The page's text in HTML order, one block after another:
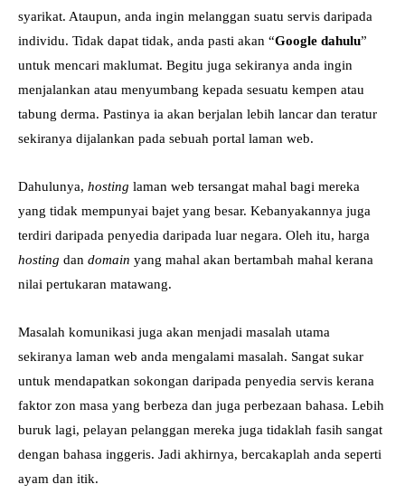
syarikat. Ataupun, anda ingin melanggan suatu servis daripada
individu. Tidak dapat tidak, anda pasti akan “Google dahulu”
untuk mencari maklumat. Begitu juga sekiranya anda ingin
menjalankan atau menyumbang kepada sesuatu kempen atau
tabung derma. Pastinya ia akan berjalan lebih lancar dan teratur
sekiranya dijalankan pada sebuah portal laman web.
Dahulunya, hosting laman web tersangat mahal bagi mereka
yang tidak mempunyai bajet yang besar. Kebanyakannya juga
terdiri daripada penyedia daripada luar negara. Oleh itu, harga
hosting dan domain yang mahal akan bertambah mahal kerana
nilai pertukaran matawang.
Masalah komunikasi juga akan menjadi masalah utama
sekiranya laman web anda mengalami masalah. Sangat sukar
untuk mendapatkan sokongan daripada penyedia servis kerana
faktor zon masa yang berbeza dan juga perbezaan bahasa. Lebih
buruk lagi, pelayan pelanggan mereka juga tidaklah fasih sangat
dengan bahasa inggeris. Jadi akhirnya, bercakaplah anda seperti
ayam dan itik.